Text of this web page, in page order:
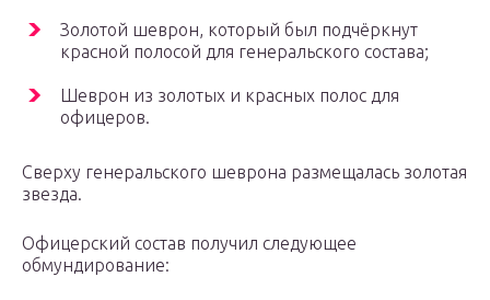
Золотой шеврон, который был подчёркнут
красной полосой для генеральского состава;
Шеврон из золотых и красных полос для
офицеров.
Сверху генеральского шеврона размещалась золотая
звезда.
Офицерский состав получил следующее
обмундирование: